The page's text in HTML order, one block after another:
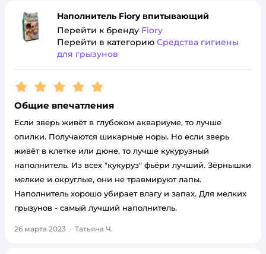
Наполнитель Fiory впитывающий
Перейти к бренду Fiory
Перейти в категорию Средства гигиены
для грызунов
Рейтинг:5
Общие впечатления
Если зверь живёт в глубоком аквариуме, то лучше
опилки. Получаются шикарные норы. Но если зверь
живёт в клетке или дюне, то лучше кукурузный
наполнитель. Из всех "кукуруз" фьёри лучший. Зёрнышки
мелкие и округлые, они не травмируют лапы.
Наполнитель хорошо убирает влагу и запах. Для мелких
грызунов - самый лучший наполнитель.
26 марта 2023 · Татьяна Ч.